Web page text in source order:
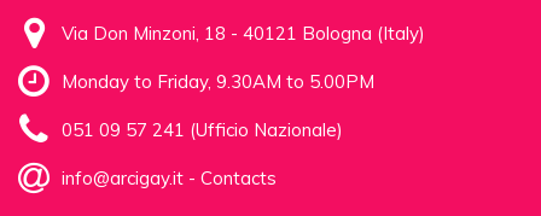
Via Don Minzoni, 18 - 40121 Bologna (Italy)
Monday to Friday, 9.30AM to 5.00PM
051 09 57 241 (Ufficio Nazionale)
info@arcigay.it - Contacts